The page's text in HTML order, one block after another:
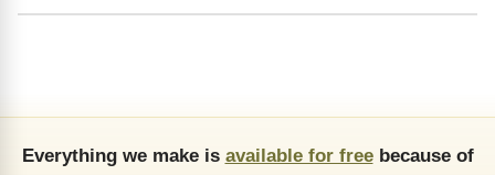
Everything we make is available for freebecause of